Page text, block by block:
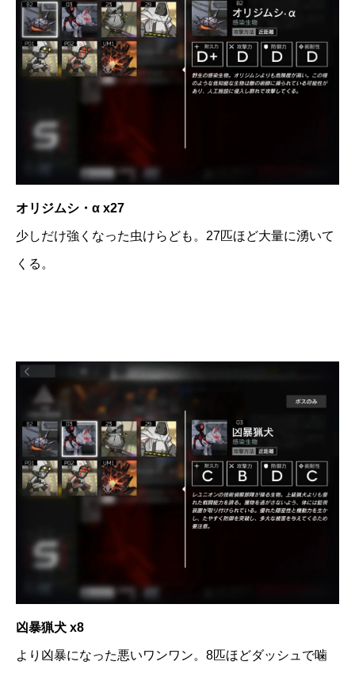
オリジムシ・α x27
少しだけ強くなった虫けらども。27匹ほど大量に湧いて
くる。
凶暴猟犬 x8
より凶暴になった悪いワンワン。8匹ほどダッシュで噛